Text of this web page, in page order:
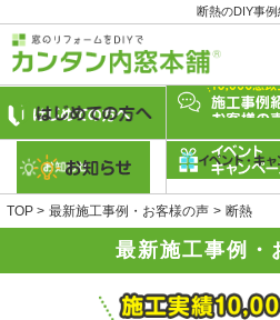
断熱のDIY事例
最新施工事例・
TOP 最新施工事例・お客様の声 断熱